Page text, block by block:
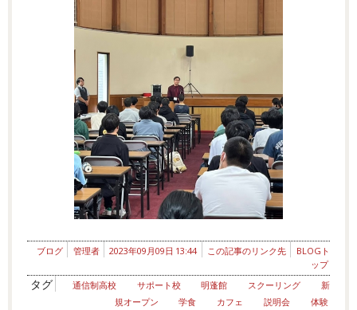
ブログ 管理者 2023年09月09日 13:44 この記事のリンク先
BLOGト
ップ
タグ 通信制高校 サポート校 明蓬館 スクーリング
新
規オープン
学食 カフェ 説明会 体験